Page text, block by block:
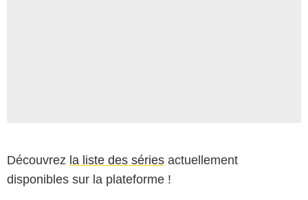
Découvrez la liste des séries actuellement
disponibles sur la plateforme !